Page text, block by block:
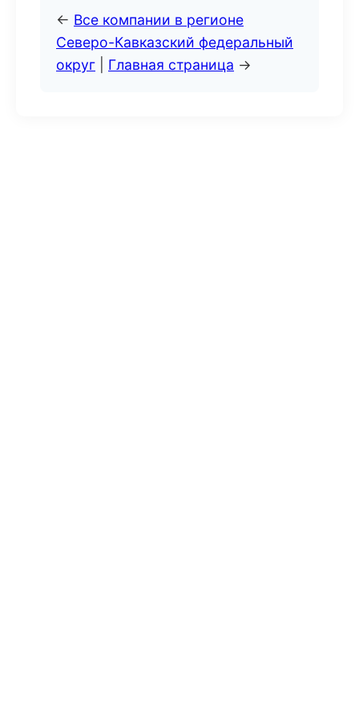
← Все компании в регионе
Северо-Кавказский федеральный
округ
Главная страница →